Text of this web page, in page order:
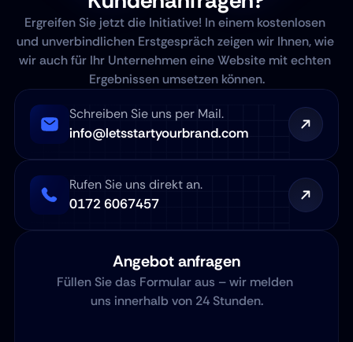
Ergreifen Sie jetzt die Initiative! In einem kostenlosen
und unverbindlichen Erstgespräch zeigen wir Ihnen, wie
wir auch für Ihr Unternehmen eine Website mit echten
Ergebnissen umsetzen können.
Schreiben Sie uns per Mail.
info@letsstartyourbrand.com
Rufen Sie uns direkt an.
0172 6067457
Angebot anfragen
Füllen Sie das Formular aus – wir melden
uns innerhalb von 24 Stunden.